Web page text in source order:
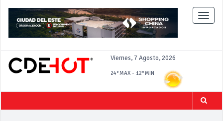
Viernes, 7 Agosto, 2026
24°MAX - 12°MIN
Toggle